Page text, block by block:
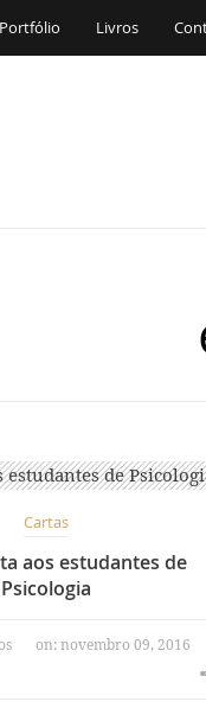
Livros
Cartas
aos estudantes de
Psicologia
on: novembro 09, 2016